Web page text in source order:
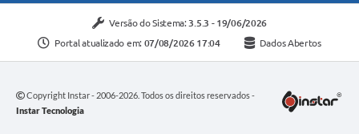
Versão do Sistema: 3.5.3 - 19/06/2026
Portal atualizado em: 07/08/2026 17:04 Dados Abertos
Copyright Instar - 2006-2026. Todos os direitos reservados -
Instar Tecnologia